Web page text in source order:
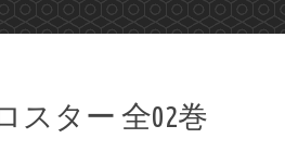
スター 全02巻